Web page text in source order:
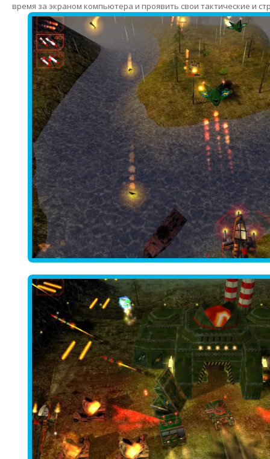
время за экраном компьютера и проявить свои тактические и